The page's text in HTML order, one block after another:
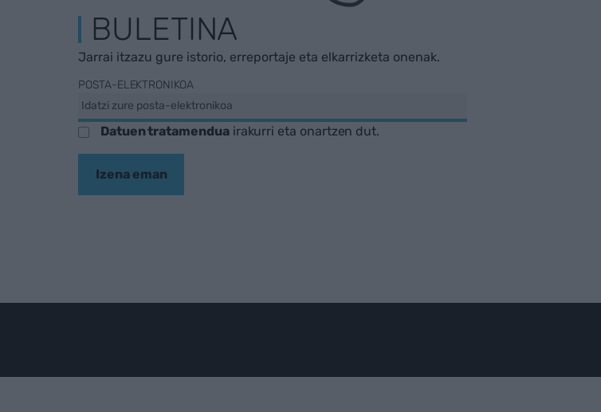
BULETINA
Jarrai itzazu gure istorio, erreportaje eta elkarrizketa onenak.
POSTA-ELEKTRONIKOA
Datuen tratamenduairakurri eta onartzen dut.
Izena eman